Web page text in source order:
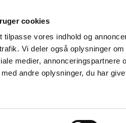
cookies
tilpasse vores indhold og
Vi deler også oplysninger
medier, annonceringspartnere
andre oplysninger, du har
og
Tilskud og